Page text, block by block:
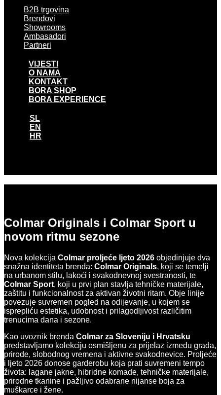
B2B trgovina
Brendovi
Showrooms
Ambasadori
Partneri
VIJESTI
O NAMA
KONTAKT
BORA SHOP
BORA EXPERIENCE
SL
EN
HR
Colmar Originals i Colmar Sport u
novom ritmu sezone
Nova kolekcija Colmar proljeće ljeto 2026 objedinjuje dva
snažna identiteta brenda: Colmar Originals, koji se temelji
na urbanom stilu, lakoći i svakodnevnoj svestranosti, te
Colmar Sport, koji u prvi plan stavlja tehničke materijale,
zaštitu i funkcionalnost za aktivan životni ritam. Obje linije
povezuje suvremen pogled na odijevanje, u kojem se
isprepliću estetika, udobnost i prilagodljivost različitim
trenucima dana i sezone.
Kao uvoznik brenda Colmar za Sloveniju i Hrvatsku
predstavljamo kolekciju osmišljenu za prijelaz između grada,
prirode, slobodnog vremena i aktivne svakodnevice. Proljeće
i ljeto 2026 donose garderobu koja prati suvremeni tempo
života: lagane jakne, hibridne komade, tehničke materijale,
prirodne tkanine i pažljivo odabrane nijanse boja za
muškarce i žene.